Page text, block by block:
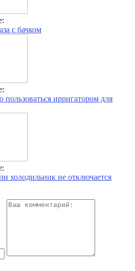
с бачком
пользоваться ирригатором для
холодильник не отключается